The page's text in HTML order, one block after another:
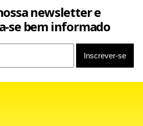
newsletter e
se bem informado